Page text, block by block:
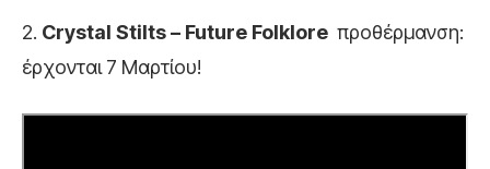
2. Crystal Stilts – Future Folklore προθέρμανση:
έρχονται 7 Μαρτίου!